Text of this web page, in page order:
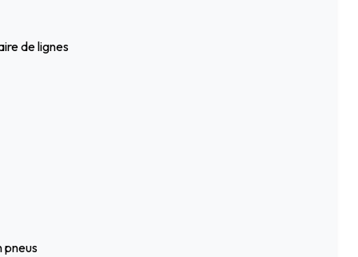
de lignes
pneus